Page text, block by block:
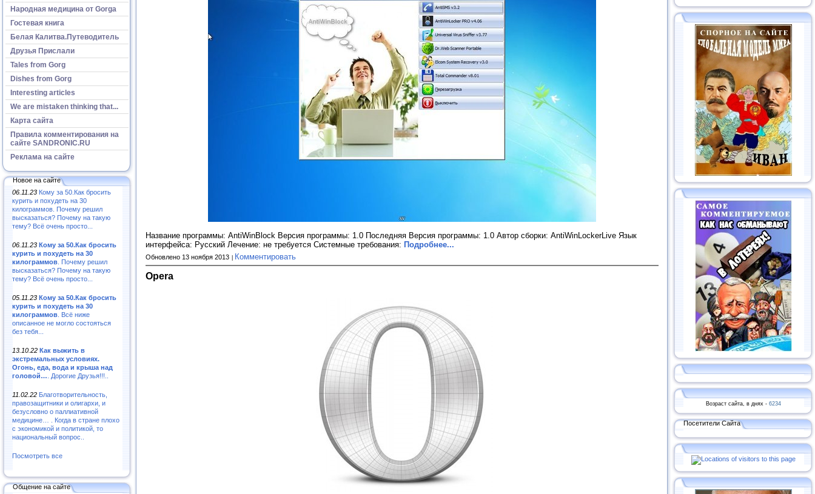
Народная медицина от Gorga
Гостевая книга
Белая Калитва.Путеводитель
Друзья Прислали
Tales from Gorg
Dishes from Gorg
Interesting articles
We are mistaken thinking that...
Карта сайта
Правила комментирования на
сайте SANDRONIC.RU
Реклама на сайте
Новое на сайте
06.11.23 Кому за 50.Как бросить
курить и похудеть на 30
килограммов. Почему решил
высказаться? Почему на такую
тему? Всё очень просто...
06.11.23 Кому за 50.Как бросить
курить и похудеть на 30
килограммов . Почему решил
высказаться? Почему на такую
тему? Всё очень просто...
05.11.23 Кому за 50.Как бросить
курить и похудеть на 30
килограммов . Всё ниже
описанное не могло состояться
без тебя...
13.10.22 Как выжить в
экстремальных условиях.
Огонь, еда, вода и крыша над
головой… . Дорогие Друзья!!!..
11.02.22 Благотворительность,
правозащитники и олигархи, и
безусловно о паллиативной
медицине… . Когда в стране плохо
с экономикой и политикой, то
национальный вопрос..
Посмотреть все
Общение на сайте
Название программы: AntiWinBlock Версия программы: 1.0 Последняя Версия программы: 1.0 Автор сборки: AntiWinLockerLive Язык
интерфейса: Русский Лечение: не требуется Системные требования: Подробнее...
Обновлено 13 ноября 2013 Комментировать
Opera
Возраст сайта, в днях - 6234
Посетители Сайта